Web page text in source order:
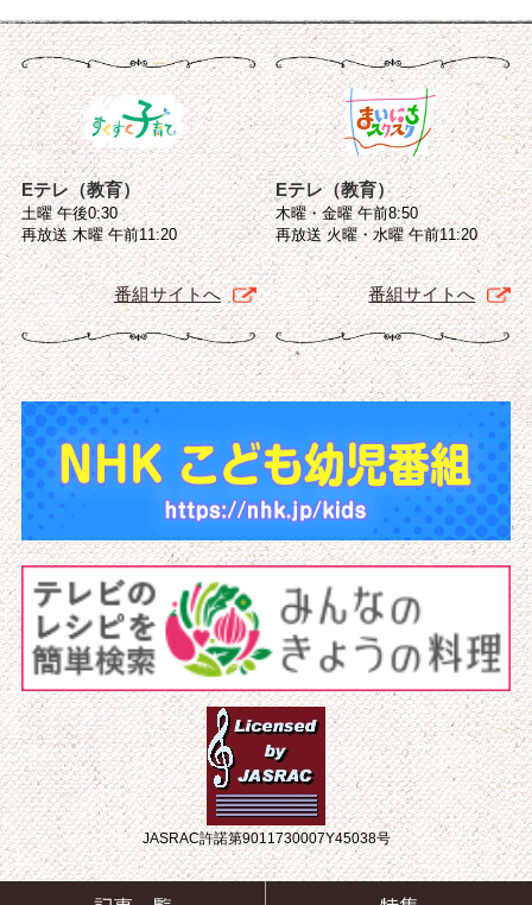
Eテレ（教育）
土曜 午後0:30
再放送 木曜 午前11:20
番組サイトへ
Eテレ（教育）
木曜・金曜 午前8:50
再放送 火曜・水曜 午前11:20
番組サイトへ
JASRAC許諾第9011730007Y45038号